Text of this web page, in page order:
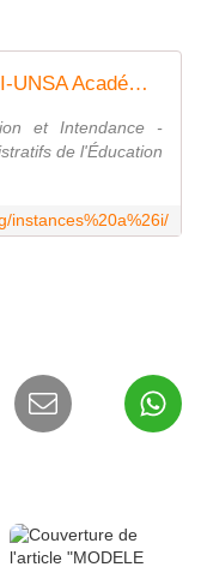
instances a&amp;i - Syndicat AetI-UNSA Académie Reims
et Intendance -
de l'Éducation
instances%20a%26i/